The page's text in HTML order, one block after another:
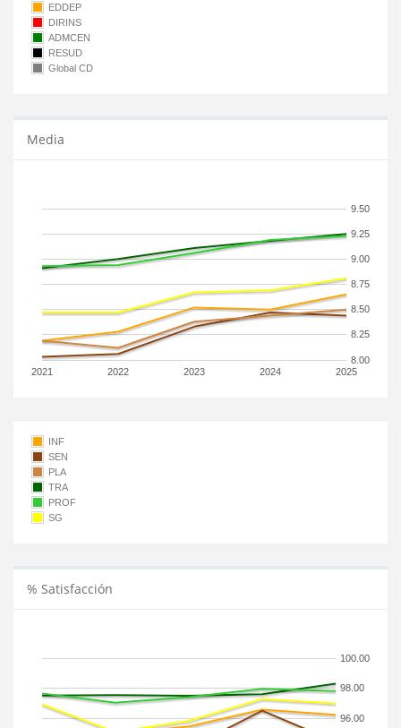
EDDEP
DIRINS
ADMCEN
RESUD
Global CD
Media
2021 2022 2023 2024 2025
8.00
8.25
8.50
8.75
9.00
9.25
9.50
INF
SEN
PLA
TRA
PROF
SG
% Satisfacción
96.00
98.00
100.00